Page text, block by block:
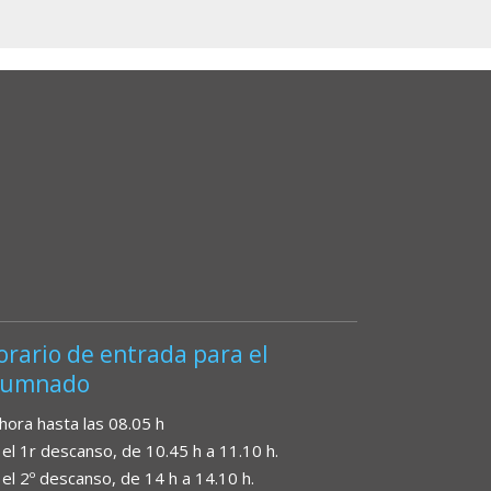
de entrada para el
hasta las 08.05 h
el 1r descanso, de 10.45 h a 11.10 h.
el 2º descanso, de 14 h a 14.10 h.